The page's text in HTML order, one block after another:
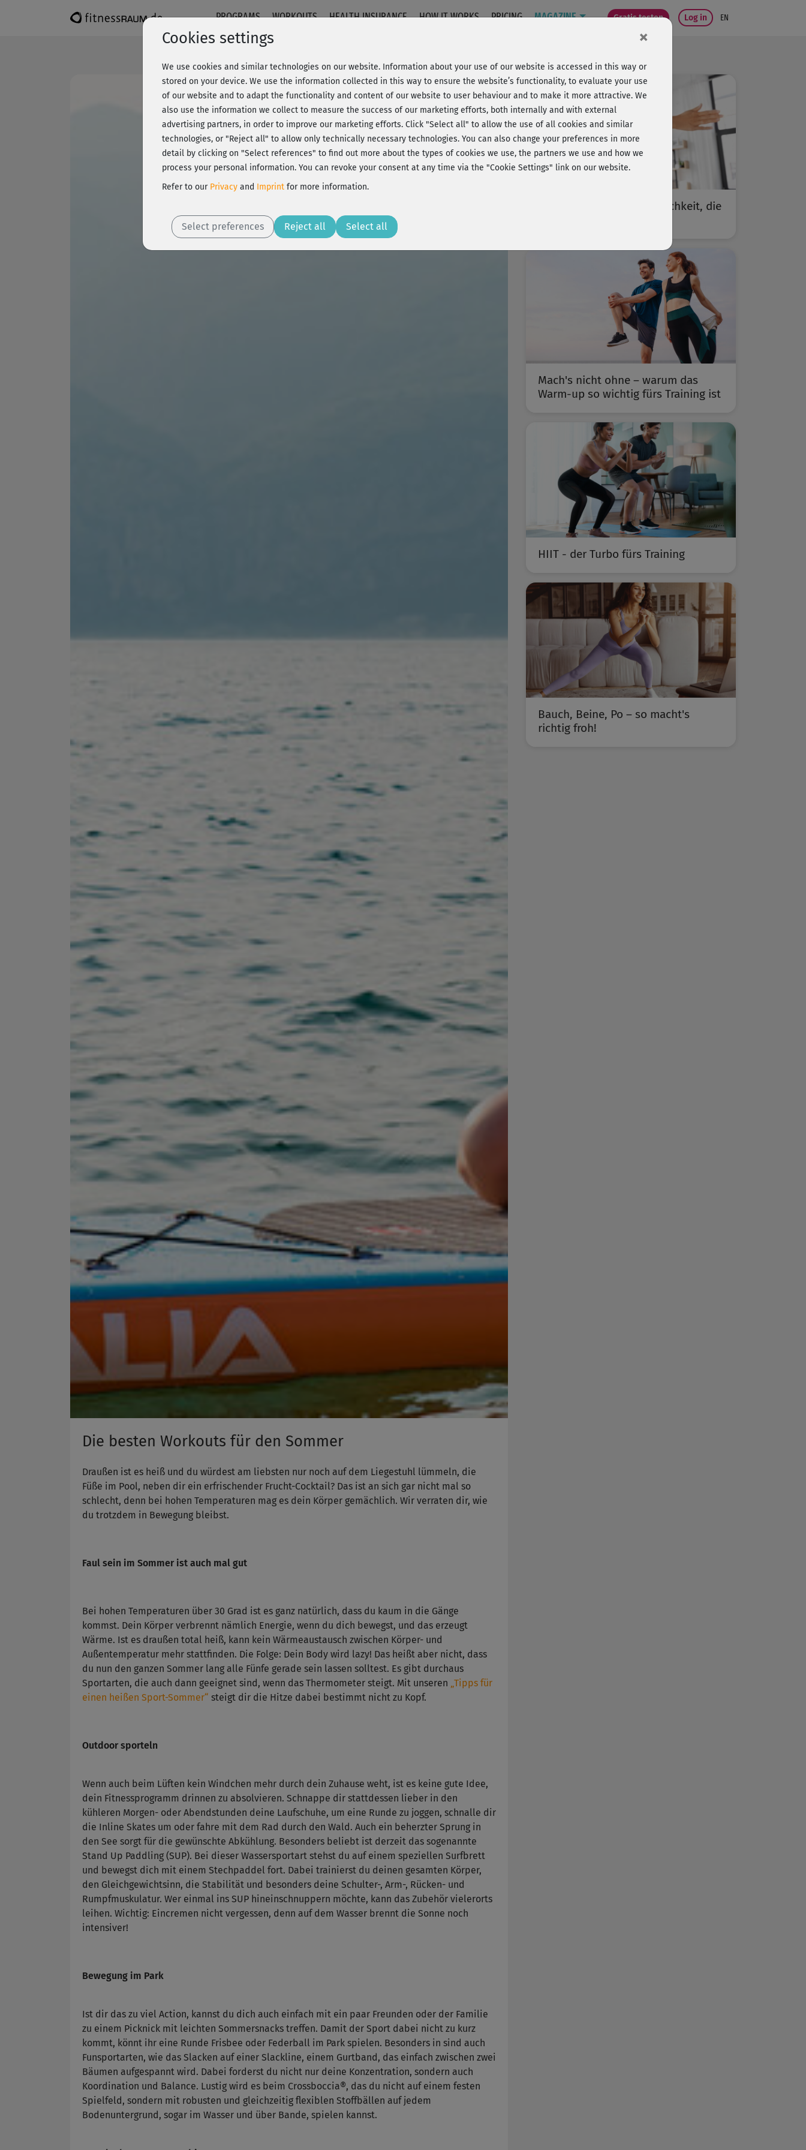
PROGRAMS WORKOUTS HEALTH INSURANCE HOW IT WORKS PRICING MAGAZINE Gratis testen Log in EN
Die besten Workouts für den Sommer
Draußen ist es heiß und du würdest am liebsten nur noch auf dem Liegestuhl lümmeln, die
Füße im Pool, neben dir ein erfrischender Frucht-Cocktail? Das ist an sich gar nicht mal so
schlecht, denn bei hohen Temperaturen mag es dein Körper gemächlich. Wir verraten dir, wie
du trotzdem in Bewegung bleibst.
Faul sein im Sommer ist auch mal gut
Bei hohen Temperaturen über 30 Grad ist es ganz natürlich, dass du kaum in die Gänge
kommst. Dein Körper verbrennt nämlich Energie, wenn du dich bewegst, und das erzeugt
Wärme. Ist es draußen total heiß, kann kein Wärmeaustausch zwischen Körper- und
Außentemperatur mehr stattfinden. Die Folge: Dein Body wird lazy! Das heißt aber nicht, dass
du nun den ganzen Sommer lang alle Fünfe gerade sein lassen solltest. Es gibt durchaus
Sportarten, die auch dann geeignet sind, wenn das Thermometer steigt. Mit unseren „Tipps für
einen heißen Sport-Sommer“ steigt dir die Hitze dabei bestimmt nicht zu Kopf.
Outdoor sporteln
Wenn auch beim Lüften kein Windchen mehr durch dein Zuhause weht, ist es keine gute Idee,
dein Fitnessprogramm drinnen zu absolvieren. Schnappe dir stattdessen lieber in den
kühleren Morgen- oder Abendstunden deine Laufschuhe, um eine Runde zu joggen, schnalle dir
die Inline Skates um oder fahre mit dem Rad durch den Wald. Auch ein beherzter Sprung in
den See sorgt für die gewünschte Abkühlung. Besonders beliebt ist derzeit das sogenannte
Stand Up Paddling (SUP). Bei dieser Wassersportart stehst du auf einem speziellen Surfbrett
und bewegst dich mit einem Stechpaddel fort. Dabei trainierst du deinen gesamten Körper,
den Gleichgewichtsinn, die Stabilität und besonders deine Schulter-, Arm-, Rücken- und
Rumpfmuskulatur. Wer einmal ins SUP hineinschnuppern möchte, kann das Zubehör vielerorts
leihen. Wichtig: Eincremen nicht vergessen, denn auf dem Wasser brennt die Sonne noch
intensiver!
Bewegung im Park
Ist dir das zu viel Action, kannst du dich auch einfach mit ein paar Freunden oder der Familie
zu einem Picknick mit leichten Sommersnacks treffen. Damit der Sport dabei nicht zu kurz
kommt, könnt ihr eine Runde Frisbee oder Federball im Park spielen. Besonders in sind auch
Funsportarten, wie das Slacken auf einer Slackline, einem Gurtband, das einfach zwischen zwei
Bäumen aufgespannt wird. Dabei forderst du nicht nur deine Konzentration, sondern auch
Koordination und Balance. Lustig wird es beim Crossboccia®, das du nicht auf einem festen
Spielfeld, sondern mit robusten und gleichzeitig flexiblen Stoffbällen auf jedem
Bodenuntergrund, sogar im Wasser und über Bande, spielen kannst.
Jeder Move zählt: Beweglichkeit, die
Mach's nicht ohne – warum das
Warm-up so wichtig fürs Training ist
HIIT - der Turbo fürs Training
Bauch, Beine, Po – so macht's
richtig froh!
Cookies settings ×
We use cookies and similar technologies on our website. Information about your use of our website is accessed in this way or
stored on your device. We use the information collected in this way to ensure the website’s functionality, to evaluate your use
of our website and to adapt the functionality and content of our website to user behaviour and to make it more attractive. We
also use the information we collect to measure the success of our marketing efforts, both internally and with external
advertising partners, in order to improve our marketing efforts. Click "Select all" to allow the use of all cookies and similar
technologies, or "Reject all" to allow only technically necessary technologies. You can also change your preferences in more
detail by clicking on "Select references" to find out more about the types of cookies we use, the partners we use and how we
process your personal information. You can revoke your consent at any time via the "Cookie Settings" link on our website.
Refer to our Privacy and Imprint for more information.
Select preferences Reject all Select all